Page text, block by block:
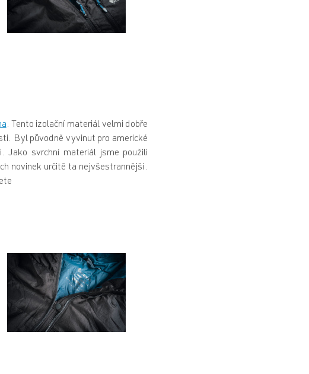
. Tento izolační materiál velmi dobře
Byl původně vyvinut pro americké
Jako svrchní materiál jsme použili
novinek určitě ta nejvšestrannější.